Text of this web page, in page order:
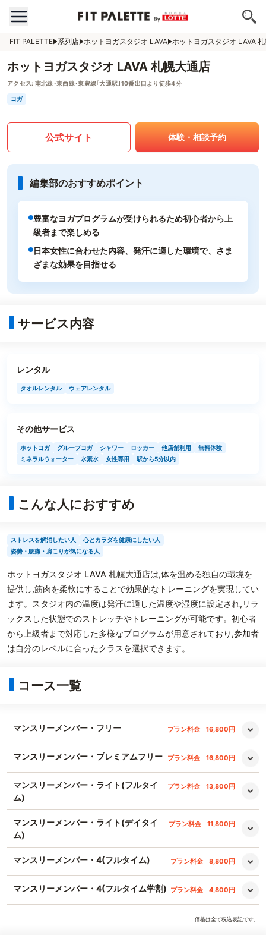
FIT PALETTE 系列店 ホットヨガスタジオ LAVA ホットヨガスタジオ LAVA
ホットヨガスタジオ LAVA 札幌大通店
アクセス: 南北線･東西線･東豊線｢大通駅｣10番出口より徒歩4分
ヨガ
公式サイト 体験・相談予約
編集部のおすすめポイント
豊富なヨガプログラムが受けられるため初心者から上
級者まで楽しめる
日本女性に合わせた内容、発汗に適した環境で、さま
ざまな効果を目指せる
サービス内容
レンタル
タオルレンタル ウェアレンタル
その他サービス
ホットヨガ グループヨガ シャワー ロッカー 他店舗利用
無料体験
ミネラルウォーター
水素水 女性専用 駅から5分以内
こんな人におすすめ
ストレスを解消したい人
心とカラダを健康にしたい人
姿勢・腰痛・肩こりが気になる人
ホットヨガスタジオ LAVA 札幌大通店は,体を温める独自の環境を
提供し,筋肉を柔軟にすることで効果的なトレーニングを実現してい
ます。スタジオ内の温度は発汗に適した温度や湿度に設定され,リラ
ックスした状態でのストレッチやトレーニングが可能です。初心者
から上級者まで対応した多様なプログラムが用意されており,参加者
は自分のレベルに合ったクラスを選択できます。
コース一覧
マンスリーメンバー・フリー プラン料金 16,800円
マンスリーメンバー・プレミアムフリー プラン料金 16,800円
マンスリーメンバー・ライト(フルタイ
ム)
プラン料金 13,800円
マンスリーメンバー・ライト(デイタイ
ム)
プラン料金 11,800円
マンスリーメンバー・4(フルタイム) プラン料金 8,800円
マンスリーメンバー・4(フルタイム学割) プラン料金 4,800円
価格は全て税込表記です。